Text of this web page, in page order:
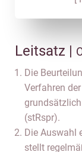
Leitsatz |
Die
Verfahren
(stRspr).
Die Auswahl
stellt